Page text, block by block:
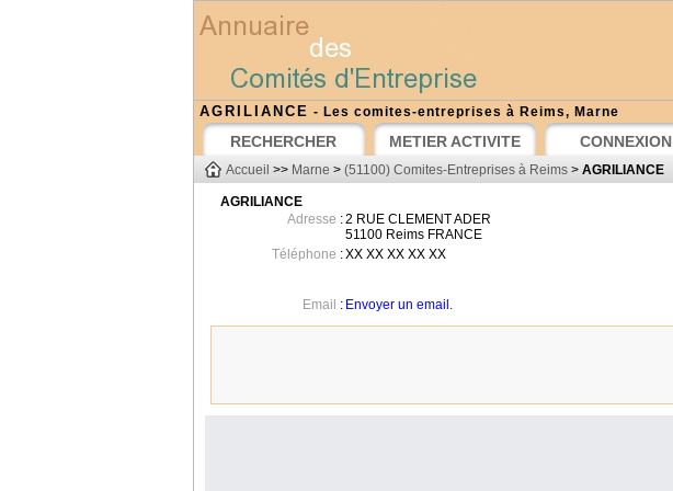
AGRILIANCE - Les comites-entreprises à Reims, Marne
RECHERCHER METIER ACTIVITE CONNEXION
Accueil >> Marne > (51100) Comites-Entreprises à Reims > AGRILIANCE
AGRILIANCE
Adresse :2 RUE CLEMENT ADER
51100 Reims FRANCE
Téléphone :XX XX XX XX XX
Email : Envoyer un email.